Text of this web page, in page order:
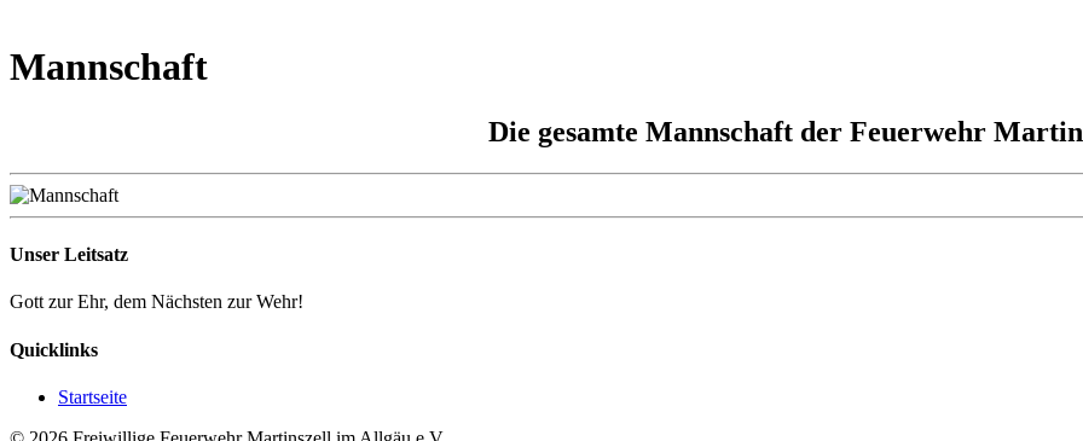
Mannschaft
Die gesamte Mannschaft der Feuerwehr
Unser Leitsatz
Gott zur Ehr, dem Nächsten zur Wehr!
Quicklinks
Startseite